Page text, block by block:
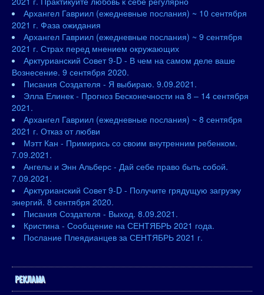
Архангел Гавриил (ежедневные послания) ~ 10 сентября
2021 г. Фаза ожидания
Архангел Гавриил (ежедневные послания) ~ 9 сентября
2021 г. Страх перед мнением окружающих
Арктурианский Совет 9-D - В чем на самом деле ваше
Вознесение. 9 сентября 2020.
Писания Создателя - Я выбираю. 9.09.2021.
Элла Елинек - Прогноз Бесконечности на 8 – 14 сентября
2021.
Архангел Гавриил (ежедневные послания) ~ 8 сентября
2021 г. Отказ от любви
Мэтт Кан - Примирись со своим внутренним ребенком.
7.09.2021.
Ангелы и Энн Альберс - Дай себе право быть собой.
7.09.2021.
Арктурианский Совет 9-D - Получите грядущую загрузку
энергий. 8 сентября 2020.
Писания Создателя - Выход. 8.09.2021.
Кристина - Сообщение на СЕНТЯБРЬ 2021 года.
Послание Плеядианцев за СЕНТЯБРЬ 2021 г.
РЕКЛАМА